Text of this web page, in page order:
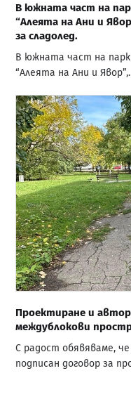
В южната част на
“Алеята на Ани и
за сладолед.
В южната част на парк
“Алеята на Ани и
Проектиране и
междублокови
С радост обявяваме,
подписан договор за